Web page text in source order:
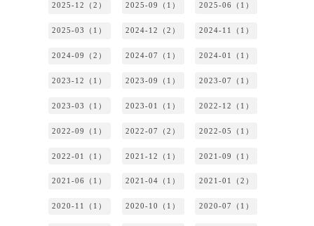
2025-12（2） 2025-09（1） 2025-06（1）
2025-03（1） 2024-12（2） 2024-11（1）
2024-09（2） 2024-07（1） 2024-01（1）
2023-12（1） 2023-09（1） 2023-07（1）
2023-03（1） 2023-01（1） 2022-12（1）
2022-09（1） 2022-07（2） 2022-05（1）
2022-01（1） 2021-12（1） 2021-09（1）
2021-06（1） 2021-04（1） 2021-01（2）
2020-11（1） 2020-10（1） 2020-07（1）